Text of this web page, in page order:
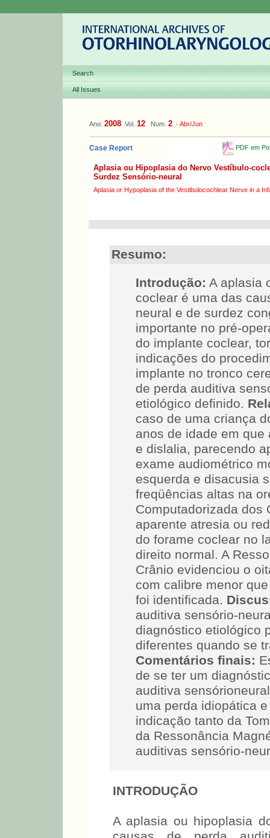
Search
All Issues
Ano: 2008 Vol. 12 Num. 2 -Abr/Jun
Case Report PDF em
Aplasia ou Hipoplasia do Nervo Vestíbulo-
Surdez Sensório-neural
Aplasia or Hypoplasia of the Vestibulocochlear Nerve in a
Resumo:
Introdução: A aplasia
coclear é uma das
neural e de surdez
importante no pré-
do implante coclear,
indicações do
implante no tronco
de perda auditiva
etiológico definido.
caso de uma criança
anos de idade em
e dislalia, parecendo
exame audiométrico
esquerda e disacusia
freqüências altas na
Computadorizada dos
aparente atresia ou
do forame coclear no
direito normal. A
Crânio evidenciou o
com calibre menor
foi identificada.
auditiva sensório-
diagnóstico etiológico
diferentes quando se
Comentários finais:
de se ter um
auditiva
uma perda idiopática
indicação tanto da
da Ressonância
auditivas sensório-
INTRODUÇÃO
A aplasia ou hipoplasia